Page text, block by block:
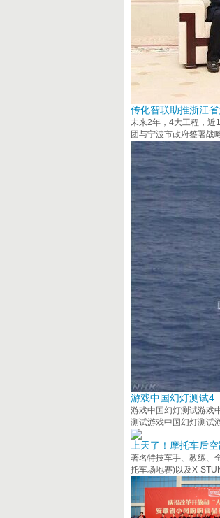
传化智联助推浙江
未来2年，4大工程，近
团与宁波市政府签署战
游戏中国幻灯测试4
游戏中国幻灯测试游戏
测试游戏中国幻灯测试
上天了！摩托车后
著名特技车手、教练、
托车场地赛)以及X-